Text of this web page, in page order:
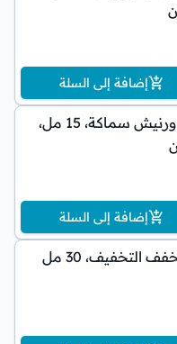
إضافة إلى السلة
ديا ماستر الأحمر ورنيش سماكة، 15 مل،
إضافة إلى السلة
التخفيف، 30 مل